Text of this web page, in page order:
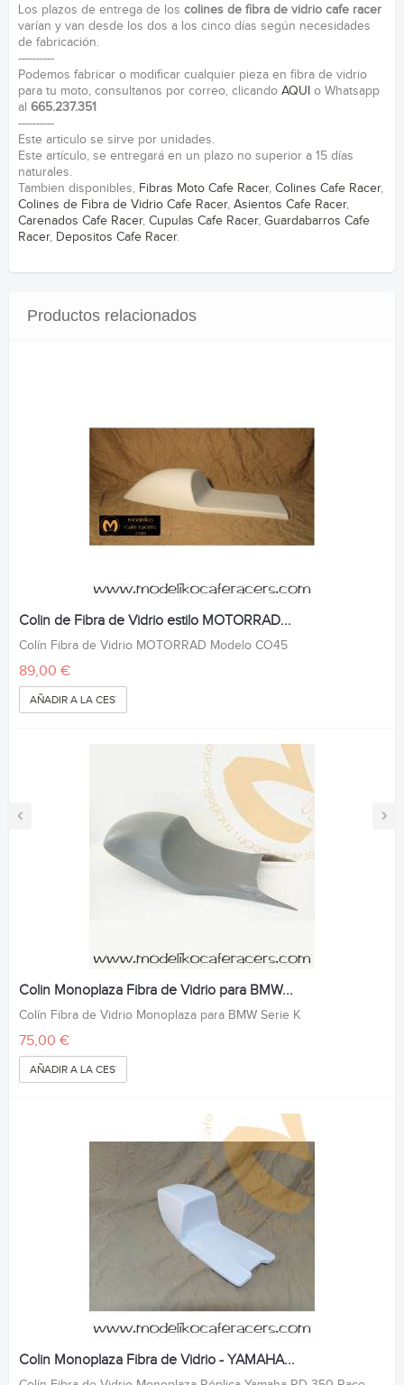
Los plazos de entrega de los colines de fibra de vidrio cafe racer
varían y van desde los dos a los cinco días según necesidades
de fabricación.
----------
Podemos fabricar o modificar cualquier pieza en fibra de vidrio
para tu moto, consultanos por correo, clicando AQUI o Whatsapp
al 665.237.351
----------
Este articulo se sirve por unidades.
Este artículo, se entregará en un plazo no superior a 15 días
naturales.
Tambien disponibles, Fibras Moto Cafe Racer, Colines Cafe Racer,
Colines de Fibra de Vidrio Cafe Racer, Asientos Cafe Racer,
Carenados Cafe Racer, Cupulas Cafe Racer, Guardabarros Cafe
Racer, Depositos Cafe Racer.
Productos relacionados
‹ ›
Colin de Fibra de Vidrio estilo MOTORRAD...
Colín Fibra de Vidrio MOTORRAD Modelo CO45
89,00 €
AÑADIR A LA CESTA
Colin Monoplaza Fibra de Vidrio para BMW...
Colín Fibra de Vidrio Monoplaza para BMW Serie K
75,00 €
AÑADIR A LA CESTA
Colin Monoplaza Fibra de Vidrio - YAMAHA...